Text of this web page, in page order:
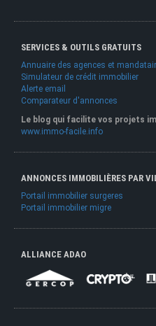
SERVICES & OUTILS GRATUITS
Annuaire des agences et
Simulateur de crédit immobilier
Alerte email
Comparateur d'annonces
Le blog qui facilite vos projets
www.immo-facile.info
ANNONCES IMMOBILIÈRES PAR
Portail immobilier surgeres
Portail immobilier migre
ALLIANCE ADAO